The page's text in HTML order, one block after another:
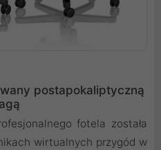
postapokaliptyczną
fotela została
wirtualnych przygód w